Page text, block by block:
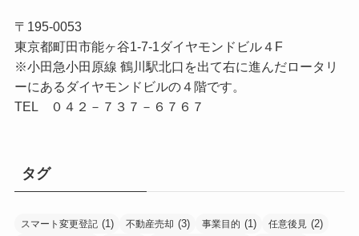
〒195-0053
東京都町田市能ヶ谷1-7-1ダイヤモンドビル４F
※小田急小田原線 鶴川駅北口を出て右に進んだロータリ
ーにあるダイヤモンドビルの４階です。
TEL ０４２－７３７－６７６７
タグ
スマート変更登記 (1) 不動産売却 (3) 事業目的 (1) 任意後見 (2)